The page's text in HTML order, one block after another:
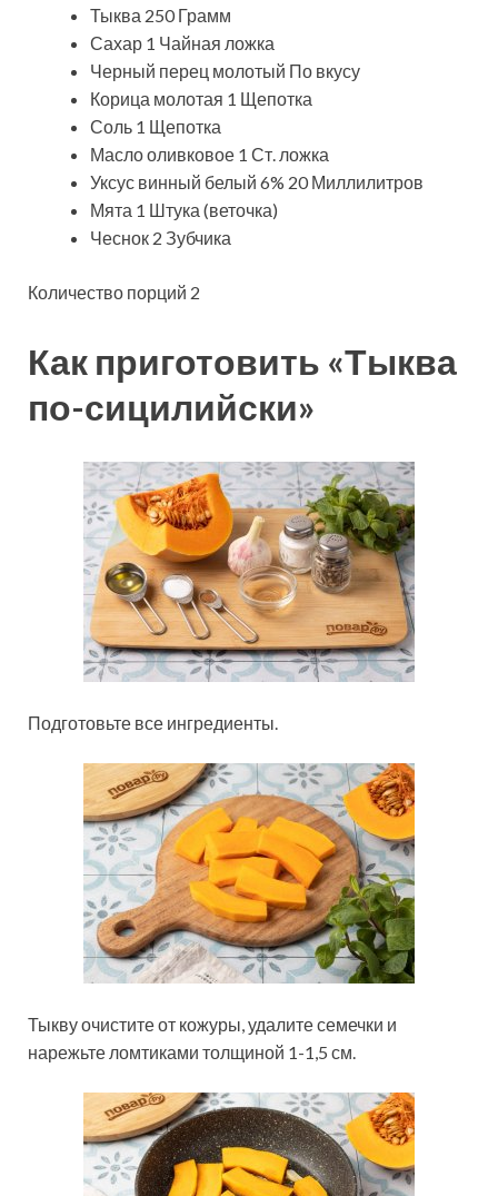
Тыква 250 Грамм
Сахар 1 Чайная ложка
Черный перец молотый По вкусу
Корица молотая 1 Щепотка
Соль 1 Щепотка
Масло оливковое 1 Ст. ложка
Уксус винный белый 6% 20 Миллилитров
Мята 1 Штука (веточка)
Чеснок 2 Зубчика
Количество порций 2
Как приготовить «Тыква
по-сицилийски»
Подготовьте все ингредиенты.
Тыкву очистите от кожуры, удалите семечки и
нарежьте ломтиками толщиной 1-1,5 см.